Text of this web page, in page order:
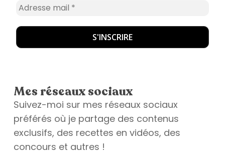
Mes réseaux sociaux
Suivez-moi sur mes réseaux sociaux
préférés où je partage des contenus
exclusifs, des recettes en vidéos, des
concours et autres !